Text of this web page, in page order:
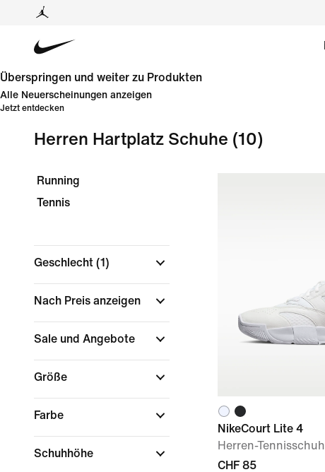
Überspringen und weiter zu Produkten
Alle Neuerscheinungen anzeigen
Jetzt entdecken
Herren Hartplatz Schuhe (10)
Running
Tennis
Geschlecht (1)
Nach Preis anzeigen
Sale und Angebote
Größe
Farbe
Schuhhöhe
NikeCourt Lite 4
Herren-Tennisschuh
CHF 85